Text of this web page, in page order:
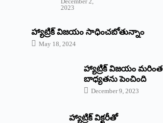
2023
హ్యాట్రిక్‌ విజయం సాధించబోతున్నాం
May 18, 2024
హ్యాట్రిక్ విజయం మరింత
బాధ్యతను పెంచింది
December 9, 2023
హ్యాట్రిక్‌ ‌విక్టరీతో